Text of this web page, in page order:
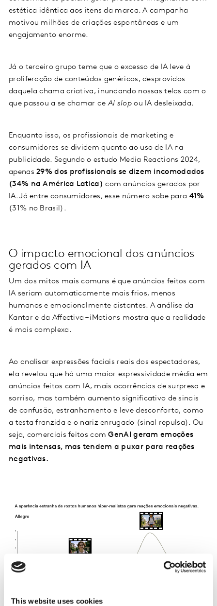
This website uses cookies
estética idêntica aos itens da marca. A campanha
motivou milhões de criações espontâneas e um
engajamento enorme.
Já o terceiro grupo teme que o excesso de IA leve à
proliferação de conteúdos genéricos, desprovidos
daquela chama criativa, inundando nossas telas com o
que passou a se chamar deAI slopou IA desleixada.
Enquanto isso, os profissionais de marketing e
consumidores se dividem quanto ao uso de IA na
publicidade. Segundo o estudo Media Reactions 2024,
apenas29% dos profissionais se dizem incomodados
(34% na América Latica) com anúncios gerados por
IA. Já entre consumidores, esse número sobe para 41%
(31% no Brasil).
O impacto emocional dos anúncios
gerados com IA
Um dos mitos mais comuns é que anúncios feitos com
IA seriam automaticamente mais frios, menos
humanos e emocionalmente distantes. A análise da
Kantar e da Affectiva – iMotions mostra que a realidade
é mais complexa.
Ao analisar expressões faciais reais dos espectadores,
ela revelou que há uma maior expressividade média em
anúncios feitos com IA, mais ocorrências de surpresa e
sorriso, mas também aumento significativo de sinais
de confusão, estranhamento e leve desconforto, como
a testa franzida e o nariz enrugado (sinal repulsa). Ou
seja, comerciais feitos comGenAI geram emoções
mais intensas, mas tendem a puxar para reações
negativas.